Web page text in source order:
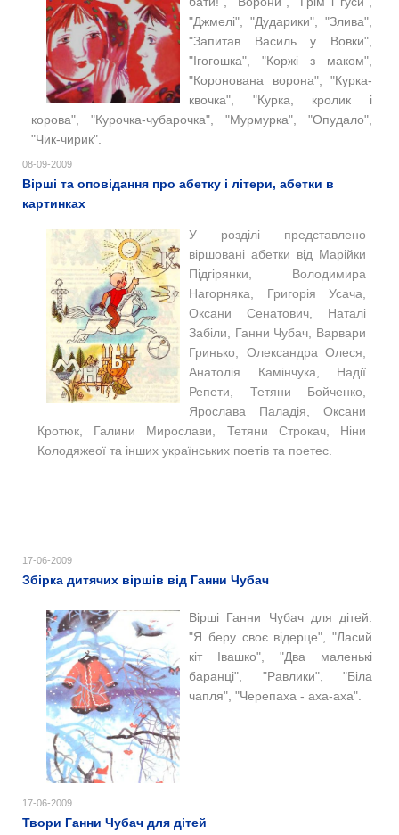
"Джмелі", "Дударики", "Злива",
"Запитав Василь у Вовки",
"Ігогошка", "Коржі з маком",
"Коронована ворона", "Курка-
квочка", "Курка, кролик і
корова", "Курочка-чубарочка", "Мурмурка", "Опудало",
"Чик-чирик".
08-09-2009
Вірші та оповідання про абетку і літери, абетки в
картинках
У розділі представлено
віршовані абетки від Марійки
Підгірянки, Володимира
Нагорняка, Григорія Усача,
Оксани Сенатович, Наталі
Забіли, Ганни Чубач, Варвари
Гринько, Олександра Олеся,
Анатолія Камінчука, Надії
Репети, Тетяни Бойченко,
Ярослава Паладія, Оксани
Кротюк, Галини Мирослави, Тетяни Строкач, Ніни
Колодяжеої та інших українських поетів та поетес.
17-06-2009
Збірка дитячих віршів від Ганни Чубач
Вірші Ганни Чубач для дітей:
"Я беру своє відерце", "Ласий
кіт Івашко", "Два маленькі
баранці", "Равлики", "Білa
чапля", "Черепаха - аха-аха".
17-06-2009
Твори Ганни Чубач для дітей